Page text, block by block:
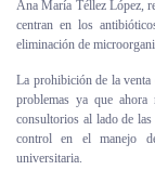
Ana María Téllez López,
centran en los
eliminación de
La prohibición de la venta
problemas ya que
consultorios al lado de
control en el manejo
universitaria.